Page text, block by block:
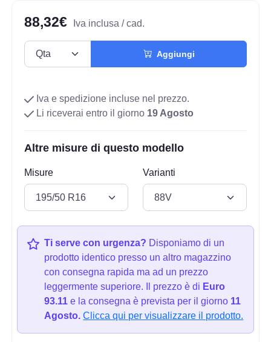
88,32€ Iva inclusa / cad.
Aggiungi
Iva e spedizione incluse nel prezzo.
Li riceverai entro il giorno 19 Agosto
Altre misure di questo modello
Misure Varianti
Ti serve con urgenza? Disponiamo di un
prodotto identico presso un altro magazzino
con consegna rapida ma ad un prezzo
leggermente superiore. Il prezzo è di Euro
93.11 e la consegna è prevista per il giorno 11
Agosto. Clicca qui per visualizzare il prodotto.